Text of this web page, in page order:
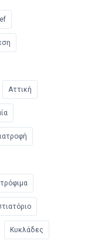
Αττική
Κυκλάδες